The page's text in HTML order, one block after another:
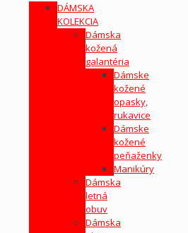
DÁMSKA
KOLEKCIA
Dámska
kožená
galantéria
Dámske
kožené
opasky,
rukavice
Dámske
kožené
peňaženky
Manikúry
Dámska
letná
obuv
Dámska